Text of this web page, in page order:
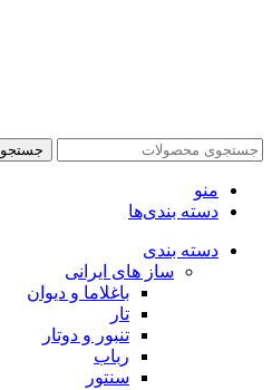
جستجو
منو
دسته بندی‌ها
دسته بندی
ساز های ایرانی
باغلاما و دیوان
تار
تنبور و دوتار
رباب
سنتور